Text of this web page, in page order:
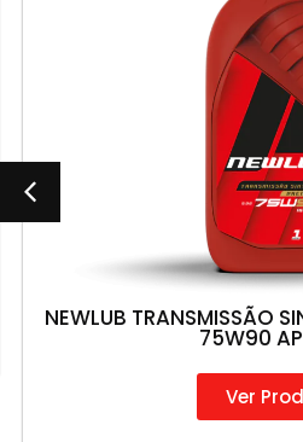
NEWLUB TRANSMISSÃO
75W90
Ver